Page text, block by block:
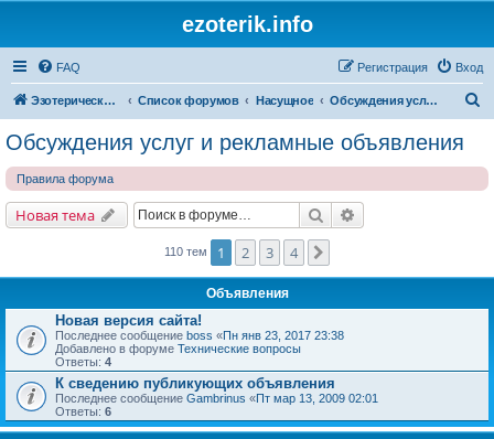
ezoterik.info
FAQ Вход
Регистрация
Эзотерический сайт Список форумов Насущное Обсуждения услуг и рекламные объявления
Обсуждения услуг и рекламные объявления
Правила форума
Новая тема Поиск
110 тем 1 2 3 4
Объявления
Новая версия сайта!
Последнее сообщение boss «Пн янв 23, 2017 23:38
Добавлено в форуме Технические вопросы
Ответы: 4
К сведению публикующих объявления
Последнее сообщение Gambrinus «Пт мар 13, 2009 02:01
Ответы: 6